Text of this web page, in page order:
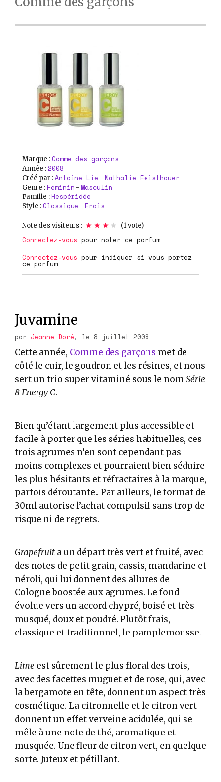
Marque :Comme des garçons
Année :2008
Créé par :Antoine Lie - Nathalie Feisthauer
Genre :Féminin - Masculin
Famille :Hespéridée
Style :Classique - Frais
Note des visiteurs : (1vote)
Connectez-vous pour noter ce parfum
Connectez-vous pour indiquer si vous portez
ce parfum
Juvamine
par Jeanne Doré , le 8 juillet 2008
Cette année, Comme des garçons met de
côté le cuir, le goudron et les résines, et nous
sert un trio super vitaminé sous le nomSérie
8 Energy C.
Bien qu’étant largement plus accessible et
facile à porter que les séries habituelles, ces
trois agrumes n’en sont cependant pas
moins complexes et pourraient bien séduire
les plus hésitants et réfractaires à la marque,
parfois déroutante.. Par ailleurs, le format de
30ml autorise l’achat compulsif sans trop de
risque ni de regrets.
Grapefruit a un départ très vert et fruité, avec
des notes de petit grain, cassis, mandarine et
néroli, qui lui donnent des allures de
Cologne boostée aux agrumes. Le fond
évolue vers un accord chypré, boisé et très
musqué, doux et poudré. Plutôt frais,
classique et traditionnel, le pamplemousse.
Lime est sûrement le plus floral des trois,
avec des facettes muguet et de rose, qui, avec
la bergamote en tête, donnent un aspect très
cosmétique. La citronnelle et le citron vert
donnent un effet verveine acidulée, qui se
mêle à une note de thé, aromatique et
musquée. Une fleur de citron vert, en quelque
sorte. Juteux et pétillant.